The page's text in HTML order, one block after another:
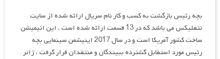
بچه رئیس بازگشت به کسب و کار نام سریال ارائه شده از سایت
نتفلیکس می باشد که در 13 قسمت ارائه شده است ، این انیمیشن
ساخت کشور آمریکا است و در سال 2017 اینیشمن سینمایی بچه
رئیس مورد استقابل گشترده ببیندگان و منتقدان قرار گرفت ، ژانر